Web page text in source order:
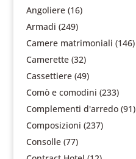
Angoliere (16)
Armadi (249)
Camere matrimoniali (146)
Camerette (32)
Cassettiere (49)
Comò e comodini (233)
Complementi d'arredo (91)
Composizioni (237)
Consolle (77)